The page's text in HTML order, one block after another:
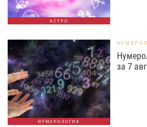
АСТРО
НУМЕРОЛОГИЯ
за 7